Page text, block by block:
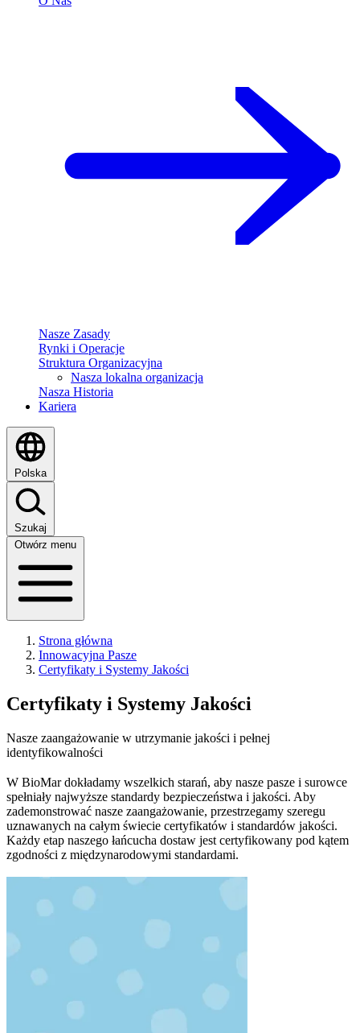
Nasze Zasady
Rynki i Operacje
Struktura Organizacyjna
Nasza lokalna organizacja
Nasza Historia
Kariera
Polska
Szukaj
Otwórz menu
Strona główna
Innowacyjna Pasze
Certyfikaty i Systemy Jakości
Certyfikaty i Systemy Jakości
Nasze zaangażowanie w utrzymanie jakości i pełnej
identyfikowalności
W BioMar dokładamy wszelkich starań, aby nasze pasze i surowce
spełniały najwyższe standardy bezpieczeństwa i jakości. Aby
zademonstrować nasze zaangażowanie, przestrzegamy szeregu
uznawanych na całym świecie certyfikatów i standardów jakości.
Każdy etap naszego łańcucha dostaw jest certyfikowany pod kątem
zgodności z międzynarodowymi standardami.